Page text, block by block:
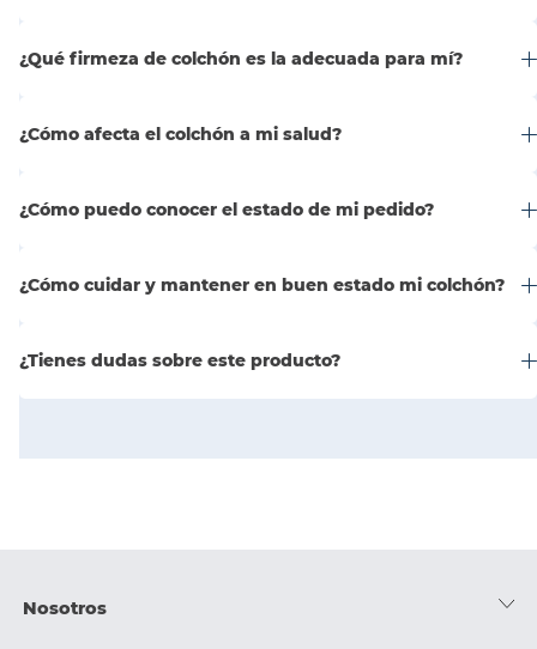
¿Qué firmeza de colchón es la adecuada para mí?
¿Cómo afecta el colchón a mi salud?
¿Cómo puedo conocer el estado de mi pedido?
¿Cómo cuidar y mantener en buen estado mi colchón?
¿Tienes dudas sobre este producto?
Nosotros